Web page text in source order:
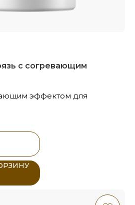
с согревающим
эффектом для